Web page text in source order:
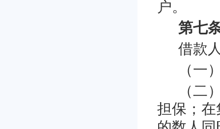
户。
第七
借款
（一
（二
担保；